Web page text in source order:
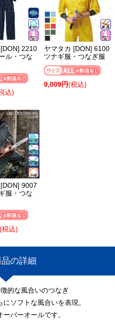
2210
ル・つな
込)
ヤマタカ [DON] 6100
ツナギ服・つなぎ服
9,009円(税込)
9007
服・つな
(税込)
の詳細
的な風合いのつなぎ
ソフトな風合いを表現。
バーオールです。